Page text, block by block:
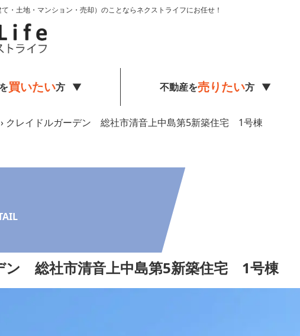
・土地・マンション・売却）のことならネクストライフにお任せ！
買いたい方 不動産を売りたい方
› クレイドルガーデン 総社市清音上中島第5新築住宅 1号棟
ン 総社市清音上中島第5新築住宅 1号棟